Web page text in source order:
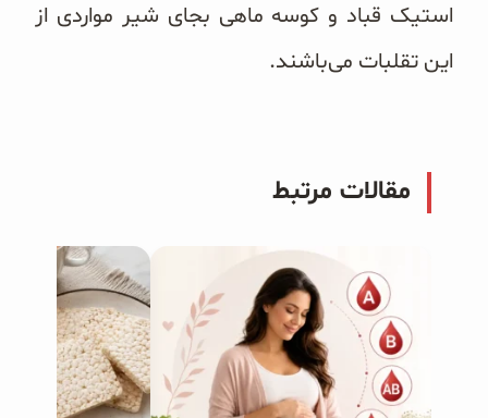
استیک قباد و کوسه ماهی بجای شیر مواردی از
این تقلبات می‌‌باشند.
مقالات مرتبط